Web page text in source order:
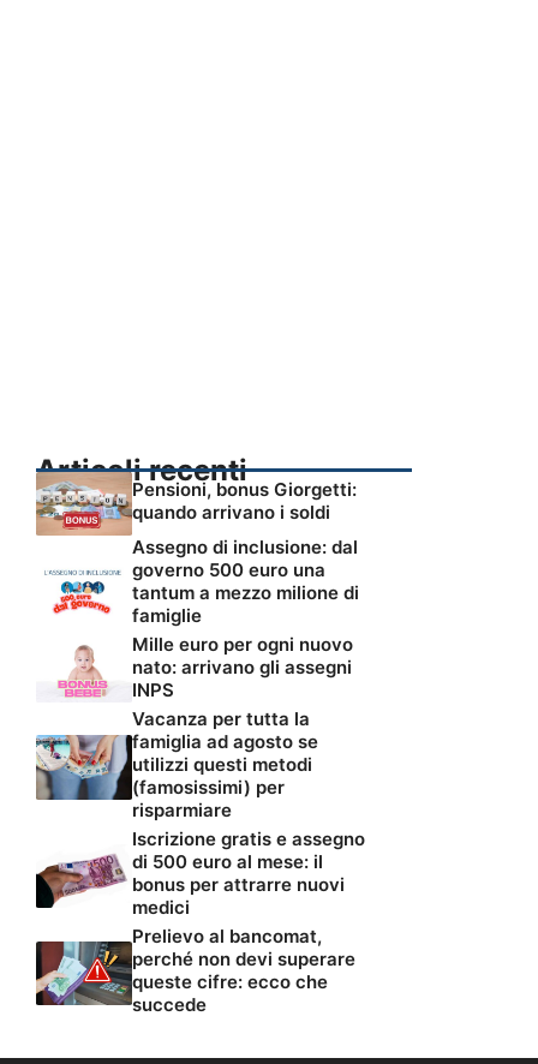
Articoli recenti
Pensioni, bonus Giorgetti:
quando arrivano i soldi
Assegno di inclusione: dal
governo 500 euro una
tantum a mezzo milione di
famiglie
Mille euro per ogni nuovo
nato: arrivano gli assegni
INPS
Vacanza per tutta la
famiglia ad agosto se
utilizzi questi metodi
(famosissimi) per
risparmiare
Iscrizione gratis e assegno
di 500 euro al mese: il
bonus per attrarre nuovi
medici
Prelievo al bancomat,
perché non devi superare
queste cifre: ecco che
succede